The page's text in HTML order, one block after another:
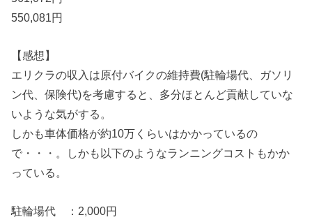
550,081円
【感想】
エリクラの収入は原付バイクの維持費(駐輪場代、ガソリ
ン代、保険代)を考慮すると、多分ほとんど貢献していな
いような気がする。
しかも車体価格が約10万くらいはかかっているの
で・・・。しかも以下のようなランニングコストもかか
っている。
駐輪場代 ：2,000円